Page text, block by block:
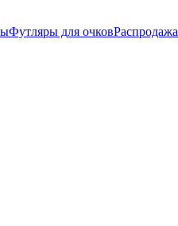
Футляры для очковРаспродажа